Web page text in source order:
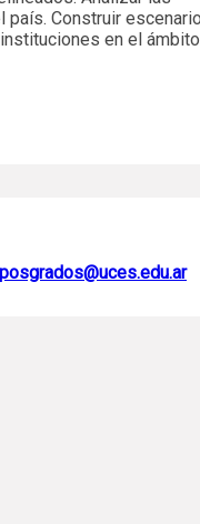
Construir
en el ámbito
posgrados@uces.edu.ar